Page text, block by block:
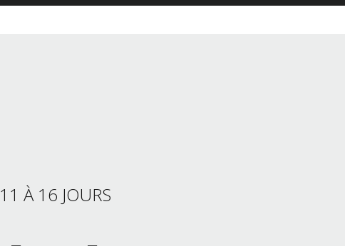
11 À 16 JOURS